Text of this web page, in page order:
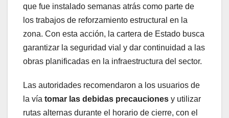
que fue instalado semanas atrás como parte de
los trabajos de reforzamiento estructural en la
zona. Con esta acción, la cartera de Estado busca
garantizar la seguridad vial y dar continuidad a las
obras planificadas en la infraestructura del sector.
Las autoridades recomendaron a los usuarios de
la vía tomar las debidas precauciones y utilizar
rutas alternas durante el horario de cierre, con el